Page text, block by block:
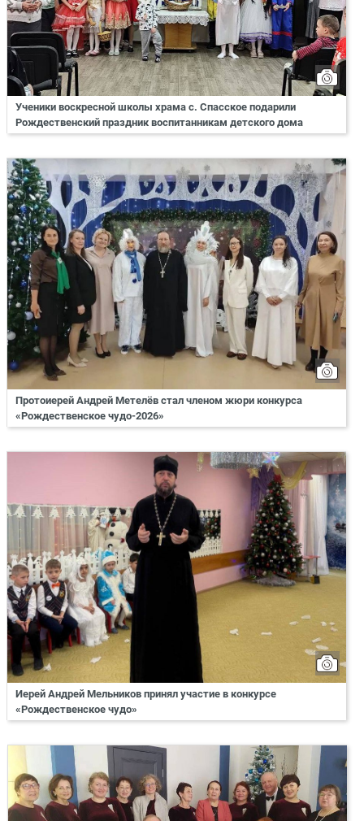
Ученики воскресной школы храма с. Спасское подарили
Рождественский праздник воспитанникам детского дома
Протоиерей Андрей Метелёв стал членом жюри конкурса
«Рождественское чудо-2026»
Иерей Андрей Мельников принял участие в конкурсе
«Рождественское чудо»